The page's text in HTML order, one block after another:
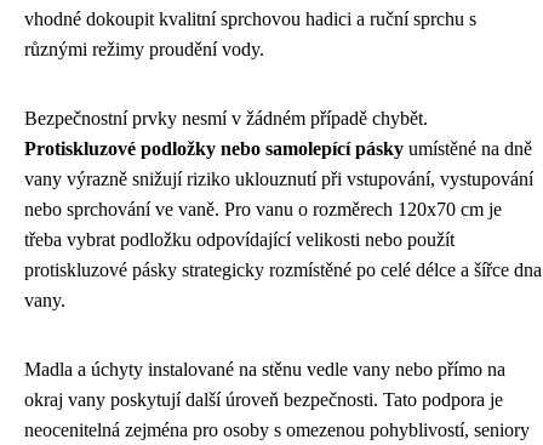
vhodné dokoupit kvalitní sprchovou hadici a ruční sprchu s
různými režimy proudění vody.
Bezpečnostní prvky nesmí v žádném případě chybět.
Protiskluzové podložky nebo samolepící pásky umístěné na dně
vany výrazně snižují riziko uklouznutí při vstupování, vystupování
nebo sprchování ve vaně. Pro vanu o rozměrech 120x70 cm je
třeba vybrat podložku odpovídající velikosti nebo použít
protiskluzové pásky strategicky rozmístěné po celé délce a šířce dna
vany.
Madla a úchyty instalované na stěnu vedle vany nebo přímo na
okraj vany poskytují další úroveň bezpečnosti. Tato podpora je
neocenitelná zejména pro osoby s omezenou pohyblivostí, seniory